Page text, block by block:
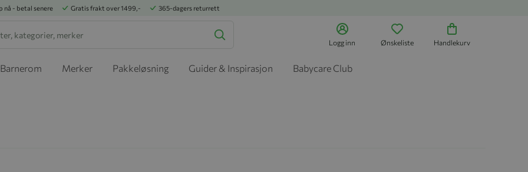
nå - betal senere Gratis frakt over 1499,- 365-dagers returrett
Logg inn Ønskeliste Handlekurv
Barnerom Merker Pakkeløsning Guider & Inspirasjon Babycare Club